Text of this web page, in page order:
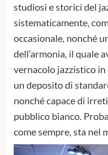
studiosi e storici del
sistematicamente,
occasionale, nonché
dell’armonia, il quale
vernacolo jazzistico
un deposito di
nonché capace di
pubblico bianco.
come sempre, sta nel